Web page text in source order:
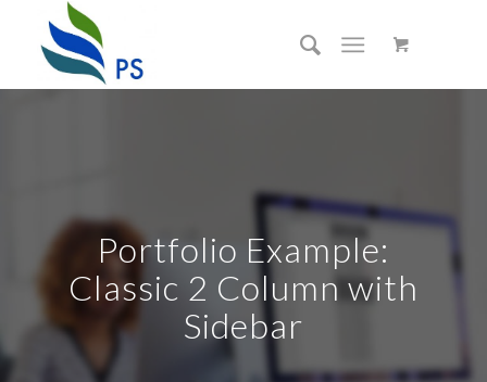
Portfolio Example:
Classic 2 Column with
Sidebar